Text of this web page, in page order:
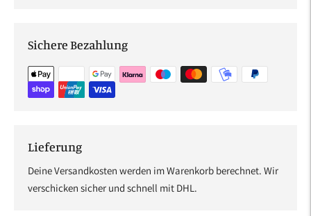
Sichere Bezahlung
Lieferung
Deine Versandkosten werden im Warenkorb berechnet. Wir
verschicken sicher und schnell mit DHL.